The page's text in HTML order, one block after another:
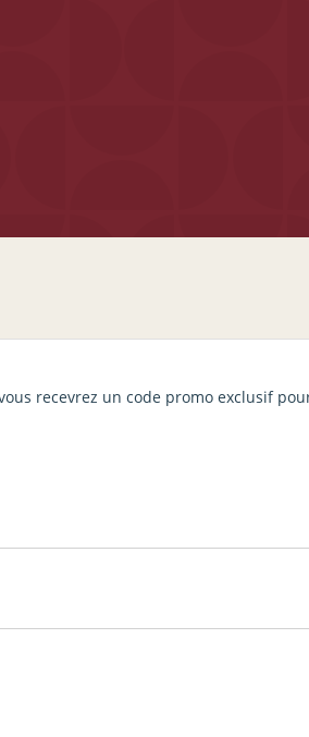
recevrez un code promo exclusif